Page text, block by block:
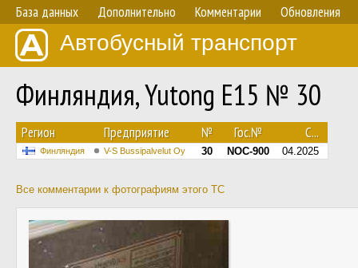
База данных Дополнительно Комментарии Обновления
Автобусный транспорт
Финляндия, Yutong E15 № 30
Регион Предприятие № Гос.№ С...
Финляндия V-S Bussipalvelut Oy 30 NOC-900 04.2025
Все комментарии к фотографиям этого ТС